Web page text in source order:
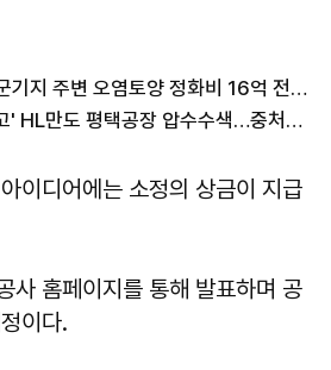
최원용 평택시장, 미군기지 주변 오염토양 정화비 16억 전액 회수...국가 상대 소송 승소
노동부 '끼임 사망사고' HL만도 평택공장 압수수색…중처법 위반 등 수사
이디어에는 소정의 상금이 지급
사 홈페이지를 통해 발표하며 공
이다.